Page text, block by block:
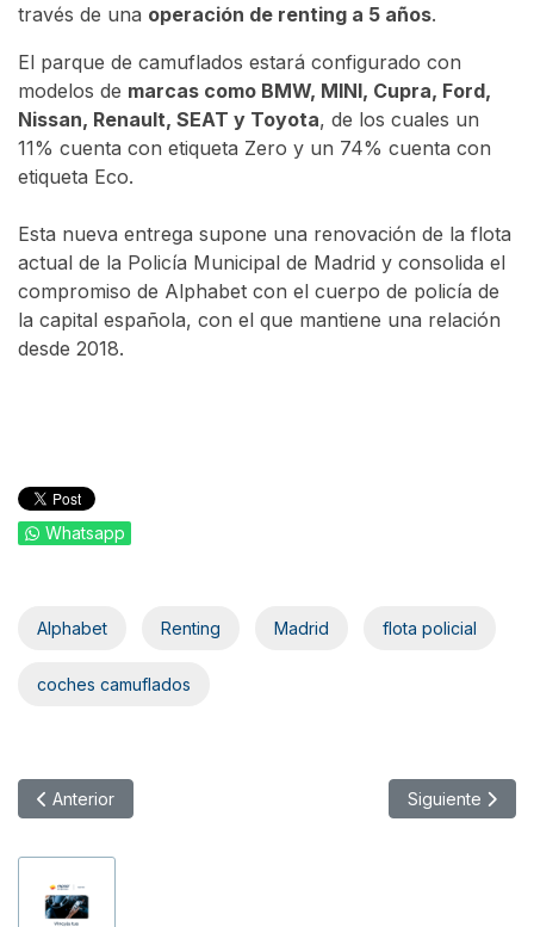
través de una operación de renting a 5 años.
El parque de camuflados estará configurado con
modelos de marcas como BMW, MINI, Cupra, Ford,
Nissan, Renault, SEAT y Toyota, de los cuales un
11% cuenta con etiqueta Zero y un 74% cuenta con
etiqueta Eco.
Esta nueva entrega supone una renovación de la flota
actual de la Policía Municipal de Madrid y consolida el
compromiso de Alphabet con el cuerpo de policía de
la capital española, con el que mantiene una relación
desde 2018.
Whatsapp
Alphabet Renting Madrid flota policial
coches camuflados
Artículo anterior: Mercedes-Benz electrifica el “Papamóvil”
Anterior Artículo
Siguiente